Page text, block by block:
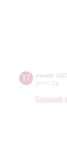
17 января
20:00 Ср
Большой